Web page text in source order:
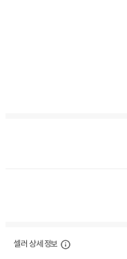
셀러 상세 정보